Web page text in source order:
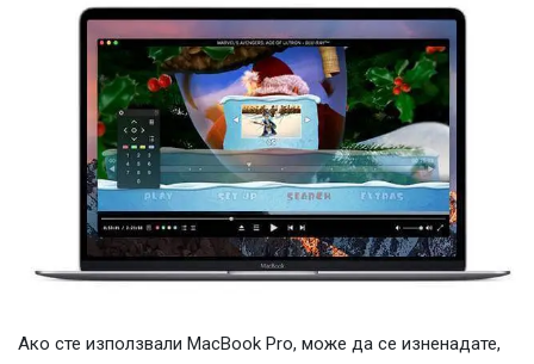
Ако сте използвали MacBook Pro, може да се изненадате,